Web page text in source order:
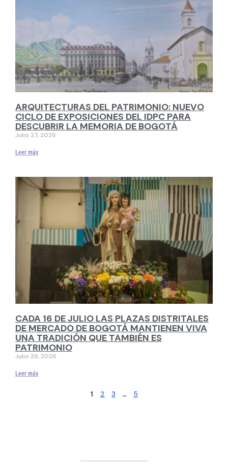
ARQUITECTURAS DEL PATRIMONIO: NUEVO
CICLO DE EXPOSICIONES DEL IDPC PARA
DESCUBRIR LA MEMORIA DE BOGOTÁ
Julio 27, 2026
Leer más
CADA 16 DE JULIO LAS PLAZAS DISTRITALES
DE MERCADO DE BOGOTÁ MANTIENEN VIVA
UNA TRADICIÓN QUE TAMBIÉN ES
PATRIMONIO
Julio 26, 2026
Leer más
1 2 3 … 5